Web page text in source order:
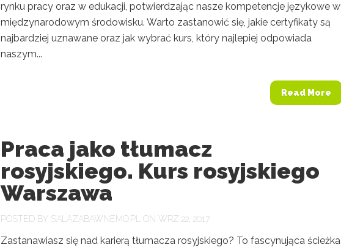
rynku pracy oraz w edukacji, potwierdzając nasze kompetencje językowe w
międzynarodowym środowisku. Warto zastanowić się, jakie certyfikaty są
najbardziej uznawane oraz jak wybrać kurs, który najlepiej odpowiada
naszym...
Read More
Praca jako tłumacz
rosyjskiego. Kurs rosyjskiego
Warszawa
POSTED BY SALAZABAWNEMO.PL ON WRZ 22, 2017
Zastanawiasz się nad karierą tłumacza rosyjskiego? To fascynująca ścieżka